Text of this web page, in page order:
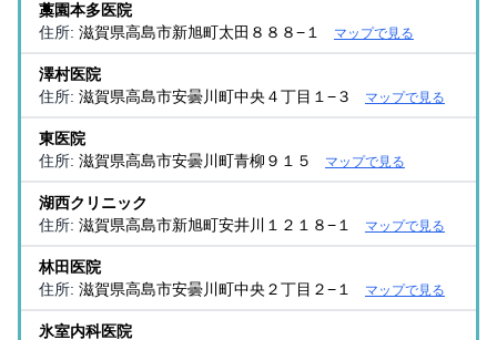
藁園本多医院
住所: 滋賀県高島市新旭町太田８８８−１ マップで見る
澤村医院
住所: 滋賀県高島市安曇川町中央４丁目１−３ マップで見る
東医院
住所: 滋賀県高島市安曇川町青柳９１５ マップで見る
湖西クリニック
住所: 滋賀県高島市新旭町安井川１２１８−１ マップで見る
林田医院
住所: 滋賀県高島市安曇川町中央２丁目２−１ マップで見る
氷室内科医院